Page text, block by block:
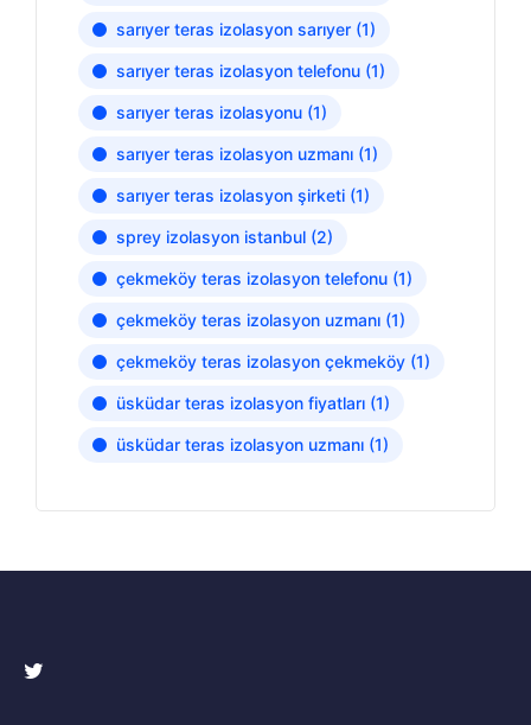
sarıyer teras izolasyon sarıyer (1)
sarıyer teras izolasyon telefonu (1)
sarıyer teras izolasyonu (1)
sarıyer teras izolasyon uzmanı (1)
sarıyer teras izolasyon şirketi (1)
sprey izolasyon istanbul (2)
çekmeköy teras izolasyon telefonu (1)
çekmeköy teras izolasyon uzmanı (1)
çekmeköy teras izolasyon çekmeköy (1)
üsküdar teras izolasyon fiyatları (1)
üsküdar teras izolasyon uzmanı (1)